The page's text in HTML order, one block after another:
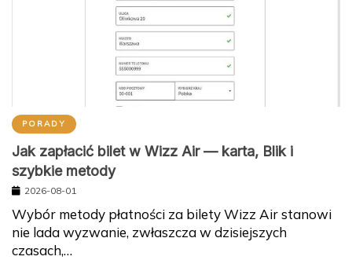
PORADY
Jak zapłacić bilet w Wizz Air — karta, Blik i
szybkie metody
2026-08-01
Wybór metody płatności za bilety Wizz Air stanowi
nie lada wyzwanie, zwłaszcza w dzisiejszych
czasach,…